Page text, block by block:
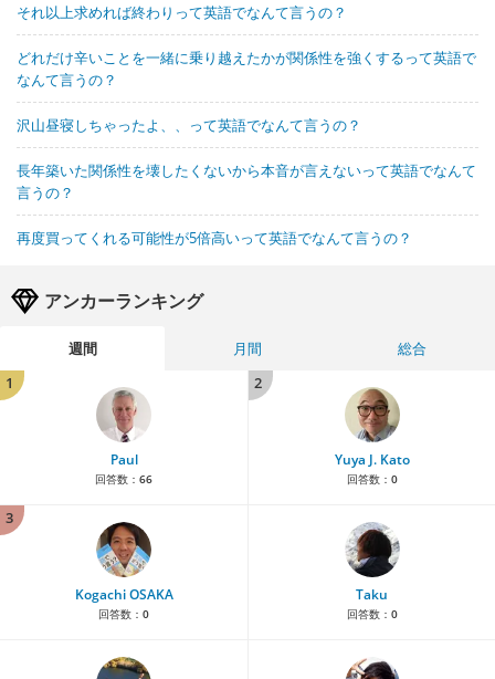
それ以上求めれば終わりって英語でなんて言うの？
どれだけ辛いことを一緒に乗り越えたかが関係性を強くするって英語で
なんて言うの？
沢山昼寝しちゃったよ、、って英語でなんて言うの？
長年築いた関係性を壊したくないから本音が言えないって英語でなんて
言うの？
再度買ってくれる可能性が5倍高いって英語でなんて言うの？
アンカーランキング
週間 月間
総合
1
Paul
回答数： 66
2
Yuya J. Kato
回答数： 0
3
Kogachi OSAKA
回答数： 0
Taku
回答数： 0